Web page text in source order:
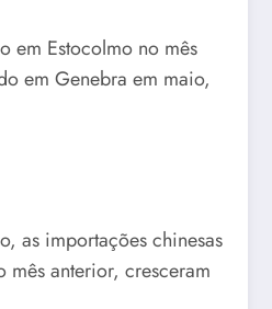
em Estocolmo no mês
em Genebra em maio,
as importações chinesas
anterior, cresceram